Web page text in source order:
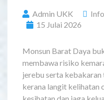
Admin UKK
15 Julai 2026
Monsun Barat Daya
membawa risiko
jerebu serta kebakaran
kerana langit kelihatan
kesihatan dan jaga